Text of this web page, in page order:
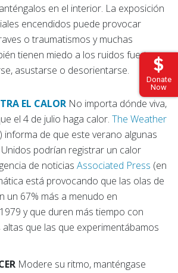
Donate
Now
en el interior. La exposición
encendidos puede provocar
o traumatismos y muchas
tienen miedo a los ruidos fuertes y
asustarse o desorientarse.
EL CALOR No importa dónde viva,
el 4 de julio haga calor. The Weather
informa de que este verano algunas
podrían registrar un calor
de noticias Associated Press (en
está provocando que las olas de
un 67% más a menudo en
y que duren más tiempo con
que las que experimentábamos
Modere su ritmo, manténgase